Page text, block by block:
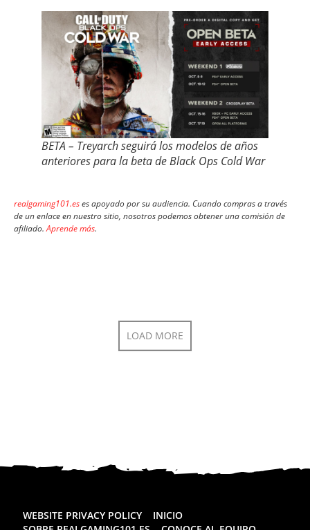
BETA – Treyarch seguirá los modelos de años
anteriores para la beta de Black Ops Cold War
realgaming101.eses apoyado por su audiencia. Cuando compras a través
de un enlace en nuestro sitio, nosotros podemos obtener una comisión de
afiliado.Aprende más.
LOAD MORE
WEBSITE PRIVACY POLICY
INICIO